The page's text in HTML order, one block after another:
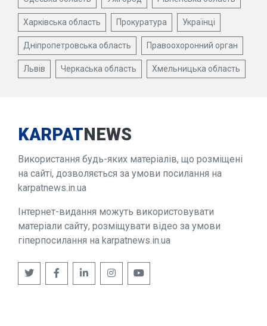
Харківська область Прокуратура Українці
Дніпропетровська область Правоохоронний орган
Львів Черкаська область Хмельницька область
KARPATNEWS
Використання будь-яких матеріалів, що розміщені
на сайті, дозволяється за умови посилання на
karpatnews.in.ua
Інтернет-видання можуть використовувати
матеріали сайту, розміщувати відео за умови
гіперпосилання на karpatnews.in.ua